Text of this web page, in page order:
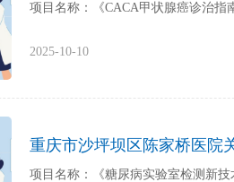
项目名称：《CACA甲状腺癌诊治指
2025-10-10
重庆市沙坪坝区陈家桥医院
项目名称：《糖尿病实验室检测新